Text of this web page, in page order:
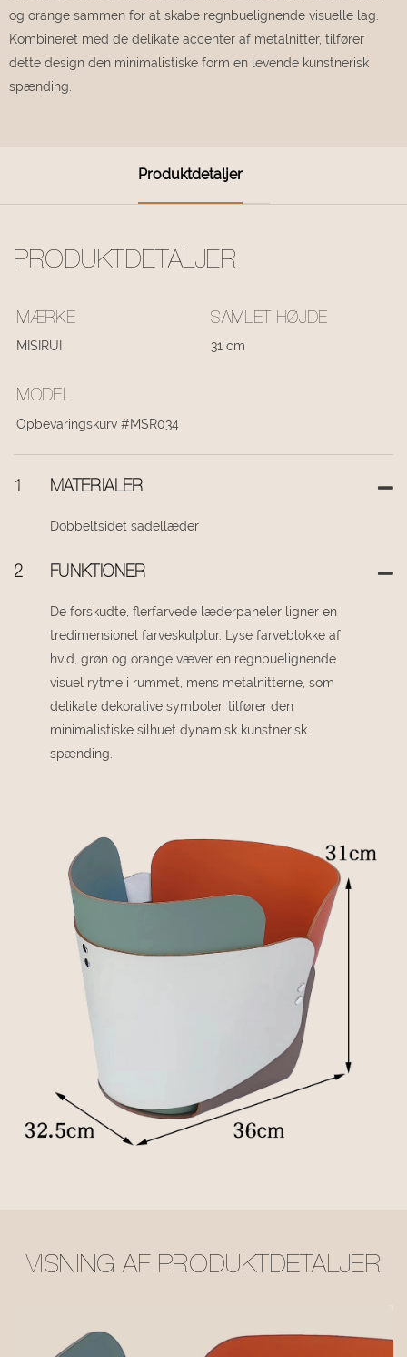
og orange sammen for at skabe regnbuelignende visuelle lag.
Kombineret med de delikate accenter af metalnitter, tilfører
dette design den minimalistiske form en levende kunstnerisk
spænding.
Produktdetaljer
PRODUKTDETALJER
MÆRKE
MISIRUI
SAMLET HØJDE
31 cm
MODEL
Opbevaringskurv #MSR034
1 MATERIALER
Dobbeltsidet sadellæder
2 FUNKTIONER
De forskudte, flerfarvede læderpaneler ligner en
tredimensionel farveskulptur. Lyse farveblokke af
hvid, grøn og orange væver en regnbuelignende
visuel rytme i rummet, mens metalnitterne, som
delikate dekorative symboler, tilfører den
minimalistiske silhuet dynamisk kunstnerisk
spænding.
VISNING AF PRODUKTDETALJER